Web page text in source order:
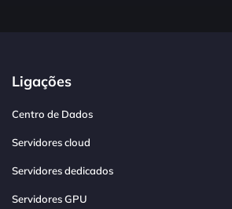
Ligações
Centro de Dados
Servidores cloud
Servidores dedicados
Servidores GPU